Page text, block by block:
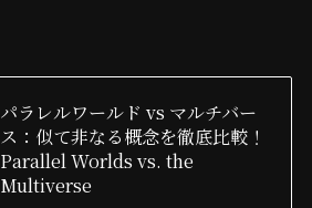
パラレルワールド vs マルチバー
ス：似て非なる概念を徹底比較！
Parallel Worlds vs. the
Multiverse